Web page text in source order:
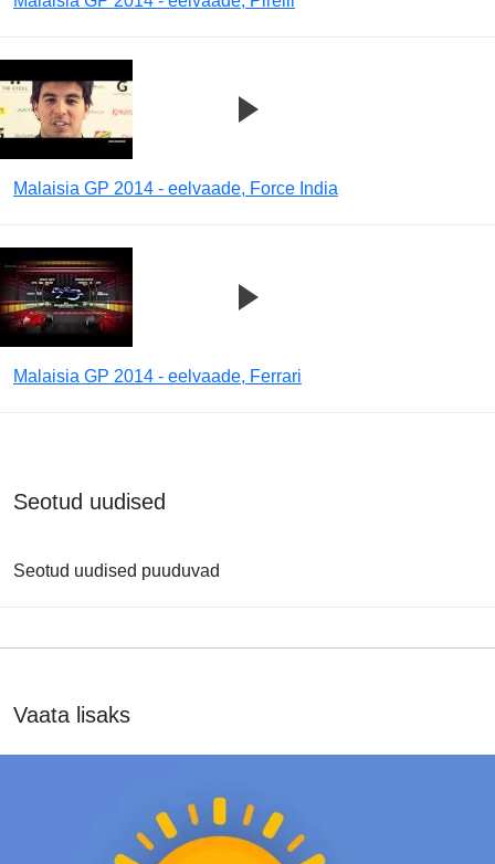
Malaisia GP 2014 - eelvaade, Force India
Malaisia GP 2014 - eelvaade, Ferrari
Seotud uudised
Seotud uudised puuduvad
Vaata lisaks